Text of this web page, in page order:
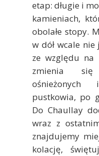
etap: długie i
kamieniach,
obolałe stopy.
w dół wcale nie
ze względu na
zmienia
pustkowia, po
Do Chaullay
wraz z
znajdujemy
kolację,